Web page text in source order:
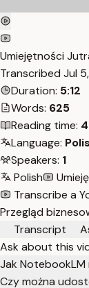
Umiejętności
Transcribed Jul
Duration: 5:12
Words: 625
Reading time:
Language:
Speakers: 1
Polish
Transcribe a
Przegląd
Transcript
Ask about this
Jak
Czy można